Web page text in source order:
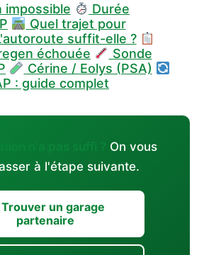
impossible
Durée
Quel trajet pour
suffit-elle ?
échouée
Sonde
Cérine / Eolys (PSA)
: guide complet
On vous
à l'étape suivante.
Trouver un garage
partenaire